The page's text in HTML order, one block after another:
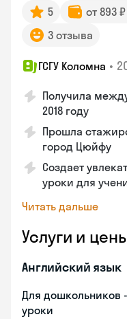
5 от 893
3 отзыва
ГСГУ Коломна •
Получила
2018 году
Прошла
город Цюйфу
Создает
уроки для
Читать дальше
Услуги и
Английский язык
Для дошкольников
уроки